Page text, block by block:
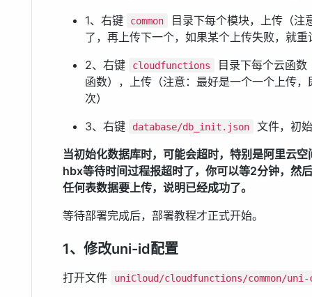
1、右键
common
目录下每个模块，上传（注
了，再上传下一个，如果某个上传失败，就重
2、右键
cloudfunctions
目录下每个云函
函数），上传（注意：最好是一个一个上传
次）
3、右键
database/db_init.json
文件，初
当初始化数据库时，可能会超时，特别是阿里云
hbx等待时间过程报超时了，你可以等2分钟，然
任何表数据要上传，说明已经成功了。
等待部署完成后，部署教程才正式开始。
1、修改uni-id配置
打开文件 uniCloud/cloudfunctions/common/